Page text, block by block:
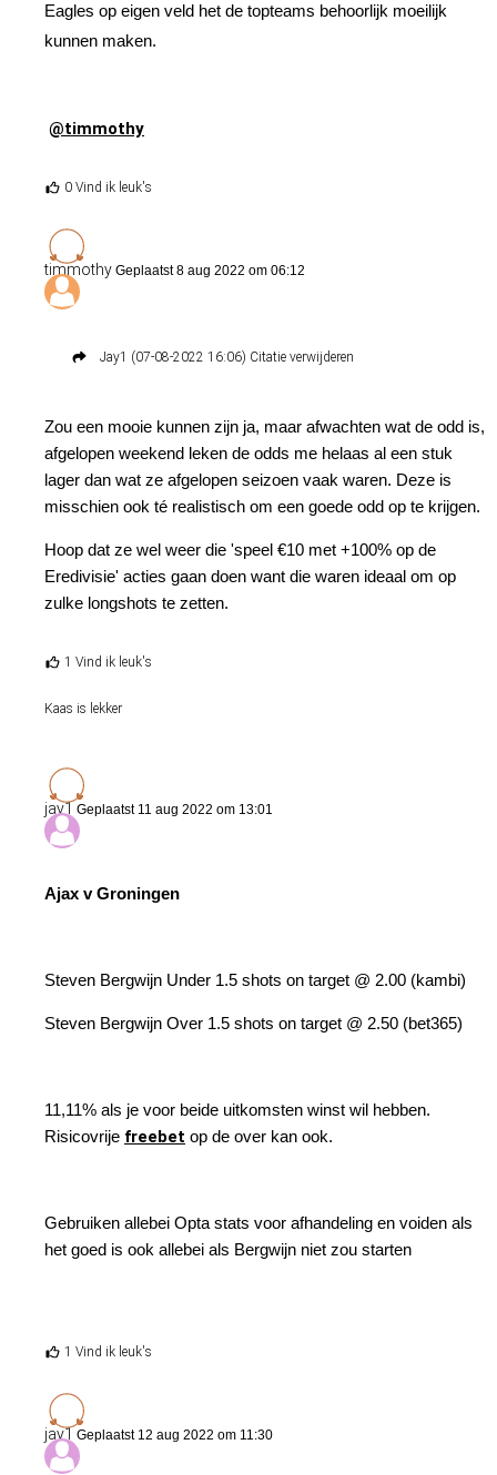
Eagles op eigen veld het de topteams behoorlijk moeilijk
kunnen maken.
@timmothy
0 Vind ik leuk's
timmothy Geplaatst 8 aug 2022 om 06:12
Jay1 (07-08-2022 16:06) Citatie verwijderen
totale speelronde. Voor komend weekend (ronde 2)
Alle thuisteams winnen of spelen gelijk wel een
interessante longshot kunnen zijn, als ze wederom
hoger zitten dan de gezamenlijke odds van Pinnacle.
team wat voorlopig een schim is van vorig seizoen
laatste moet op donderdag hopelijk nog wel diep
om zich te kwalificeren tegen Dundee.
belangrijkste. Op 16/17 augustus spelen ze sowieso
weer, wat het resultaat tegen Monaco ook moge
maken.
Zou een mooie kunnen zijn ja, maar afwachten wat de odd is,
afgelopen weekend leken de odds me helaas al een stuk
lager dan wat ze afgelopen seizoen vaak waren. Deze is
misschien ook té realistisch om een goede odd op te krijgen.
Hoop dat ze wel weer die 'speel €10 met +100% op de
Eredivisie' acties gaan doen want die waren ideaal om op
zulke longshots te zetten.
1 Vind ik leuk's
Kaas is lekker
jay1 Geplaatst 11 aug 2022 om 13:01
Ajax v Groningen
Steven Bergwijn Under 1.5 shots on target @ 2.00 (kambi)
Steven Bergwijn Over 1.5 shots on target @ 2.50 (bet365)
11,11% als je voor beide uitkomsten winst wil hebben.
Risicovrije freebet op de over kan ook.
Gebruiken allebei Opta stats voor afhandeling en voiden als
het goed is ook allebei als Bergwijn niet zou starten
1 Vind ik leuk's
jay1 Geplaatst 12 aug 2022 om 11:30